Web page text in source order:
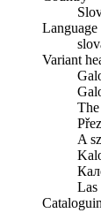
Language
Variant
A
Las